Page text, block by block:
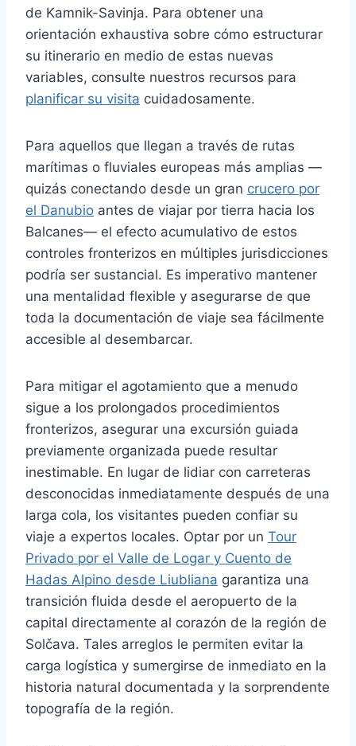
de Kamnik-Savinja. Para obtener una
orientación exhaustiva sobre cómo estructurar
su itinerario en medio de estas nuevas
variables, consulte nuestros recursos para
planificar su visita cuidadosamente.
Para aquellos que llegan a través de rutas
marítimas o fluviales europeas más amplias —
quizás conectando desde un gran crucero por
el Danubio antes de viajar por tierra hacia los
Balcanes— el efecto acumulativo de estos
controles fronterizos en múltiples jurisdicciones
podría ser sustancial. Es imperativo mantener
una mentalidad flexible y asegurarse de que
toda la documentación de viaje sea fácilmente
accesible al desembarcar.
Para mitigar el agotamiento que a menudo
sigue a los prolongados procedimientos
fronterizos, asegurar una excursión guiada
previamente organizada puede resultar
inestimable. En lugar de lidiar con carreteras
desconocidas inmediatamente después de una
larga cola, los visitantes pueden confiar su
viaje a expertos locales. Optar por un Tour
Privado por el Valle de Logar y Cuento de
Hadas Alpino desde Liubliana garantiza una
transición fluida desde el aeropuerto de la
capital directamente al corazón de la región de
Solčava. Tales arreglos le permiten evitar la
carga logística y sumergirse de inmediato en la
historia natural documentada y la sorprendente
topografía de la región.